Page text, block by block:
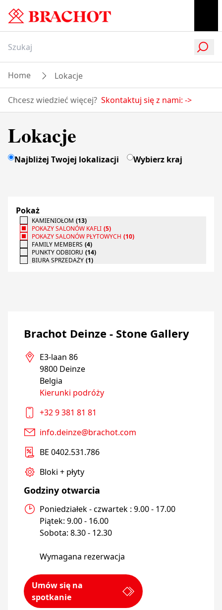
Home Lokacje
Chcesz wiedzieć więcej? Skontaktuj się z nami: ->
Lokacje
Najbliżej Twojej lokalizacji Wybierz kraj
Pokaż
KAMIENIOŁOM (13)
POKAZY SALONÓW KAFLI (5)
POKAZY SALONÓW PŁYTOWYCH (10)
FAMILY MEMBERS (4)
PUNKTY ODBIORU (14)
BIURA SPRZEDAŻY (1)
Brachot Deinze - Stone Gallery
E3-laan 86
9800 Deinze
Belgia
Kierunki podróży
+32 9 381 81 81
info.deinze@brachot.com
Bloki + płyty
Godziny otwarcia
Poniedziałek - czwartek : 9.00 - 17.00
Piątek: 9.00 - 16.00
Sobota: 8.30 - 12.30
Wymagana rezerwacja
Umów się na
spotkanie